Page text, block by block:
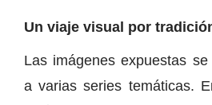
Un viaje visual por
Las imágenes expuestas
a varias series temáticas.